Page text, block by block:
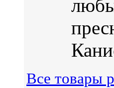
Все товары